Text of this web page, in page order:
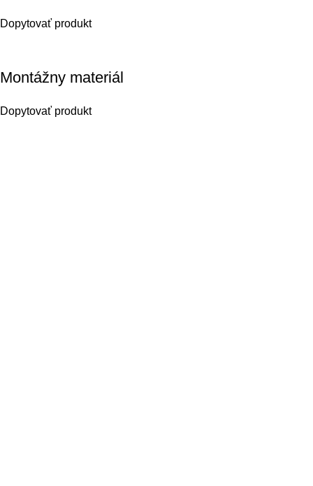
Dopytovať produkt
Montážny materiál
Dopytovať produkt